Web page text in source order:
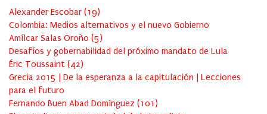
Alexander Escobar (19)
Colombia: Medios alternativos y el nuevo Gobierno
Amílcar Salas Oroño (5)
Desafíos y gobernabilidad del próximo mandato de Lula
Éric Toussaint (42)
Grecia 2015 | De la esperanza a la capitulación | Lecciones
para el futuro
Fernando Buen Abad Domínguez (101 )